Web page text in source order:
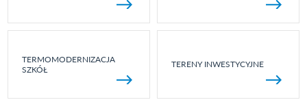
TERMOMODERNIZACJA
SZKÓŁ
TERENY INWESTYCYJNE